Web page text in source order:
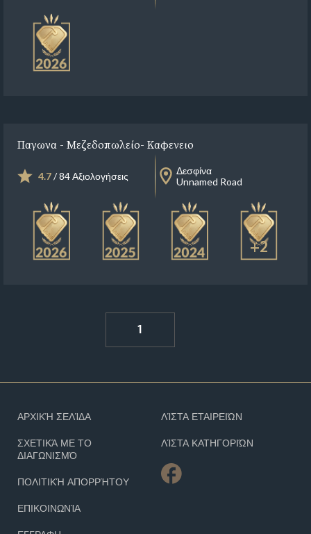
Παγωνα - Μεζεδοπωλείο- Καφενειο
4.7/ 84 Αξιολογήσεις
Δεσφίνα
Unnamed Road
+2
1
ΑΡΧΙΚΉ ΣΕΛΊΔΑ
ΣΧΕΤΙΚΆ ΜΕ ΤΟ
ΔΙΑΓΩΝΙΣΜΌ
ΠΟΛΙΤΙΚΉ ΑΠΟΡΡΉΤΟΥ
ΕΠΙΚΟΙΝΩΝΊΑ
ΛΊΣΤΑ ΕΤΑΙΡΕΙΏΝ
ΛΊΣΤΑ ΚΑΤΗΓΟΡΙΏΝ